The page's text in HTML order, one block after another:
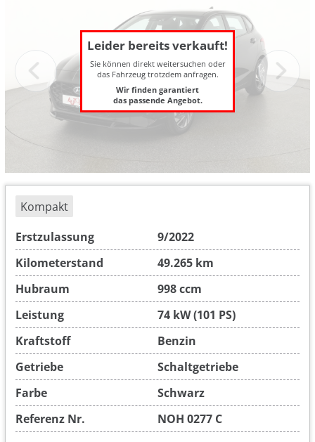
Leider bereits verkauft!
Sie können direkt weitersuchen oder
das Fahrzeug trotzdem anfragen.
Wir finden garantiert
das passende Angebot.
Kompakt
Erstzulassung
9/2022
Kilometerstand
49.265 km
Hubraum
998 ccm
Leistung
74 kW (101 PS)
Kraftstoff
Benzin
Getriebe
Schaltgetriebe
Farbe
Schwarz
Referenz Nr.
NOH 0277 C